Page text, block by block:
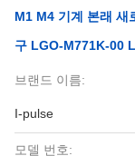
M1 M4 기계 본래 새
구 LGO-M771K-00
브랜드 이름:
I-pulse
모델 번호: